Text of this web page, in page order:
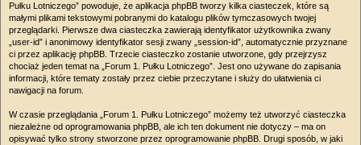
Pułku Lotniczego” powoduje, że aplikacja phpBB tworzy kilka ciasteczek, które są
małymi plikami tekstowymi pobranymi do katalogu plików tymczasowych twojej
przeglądarki. Pierwsze dwa ciasteczka zawierają identyfikator użytkownika zwany
„user-id” i anonimowy identyfikator sesji zwany „session-id”, automatycznie przyznane
ci przez aplikację phpBB. Trzecie ciasteczko zostanie utworzone, gdy przejrzysz
chociaż jeden temat na „Forum 1. Pułku Lotniczego”. Jest ono używane do zapisania
informacji, które tematy zostały przez ciebie przeczytane i służy do ułatwienia ci
nawigacji na forum.
W czasie przeglądania „Forum 1. Pułku Lotniczego” możemy też utworzyć ciasteczka
niezależne od oprogramowania phpBB, ale ich ten dokument nie dotyczy – ma on
opisywać tylko strony stworzone przez oprogramowanie phpBB. Drugi sposób, w jaki